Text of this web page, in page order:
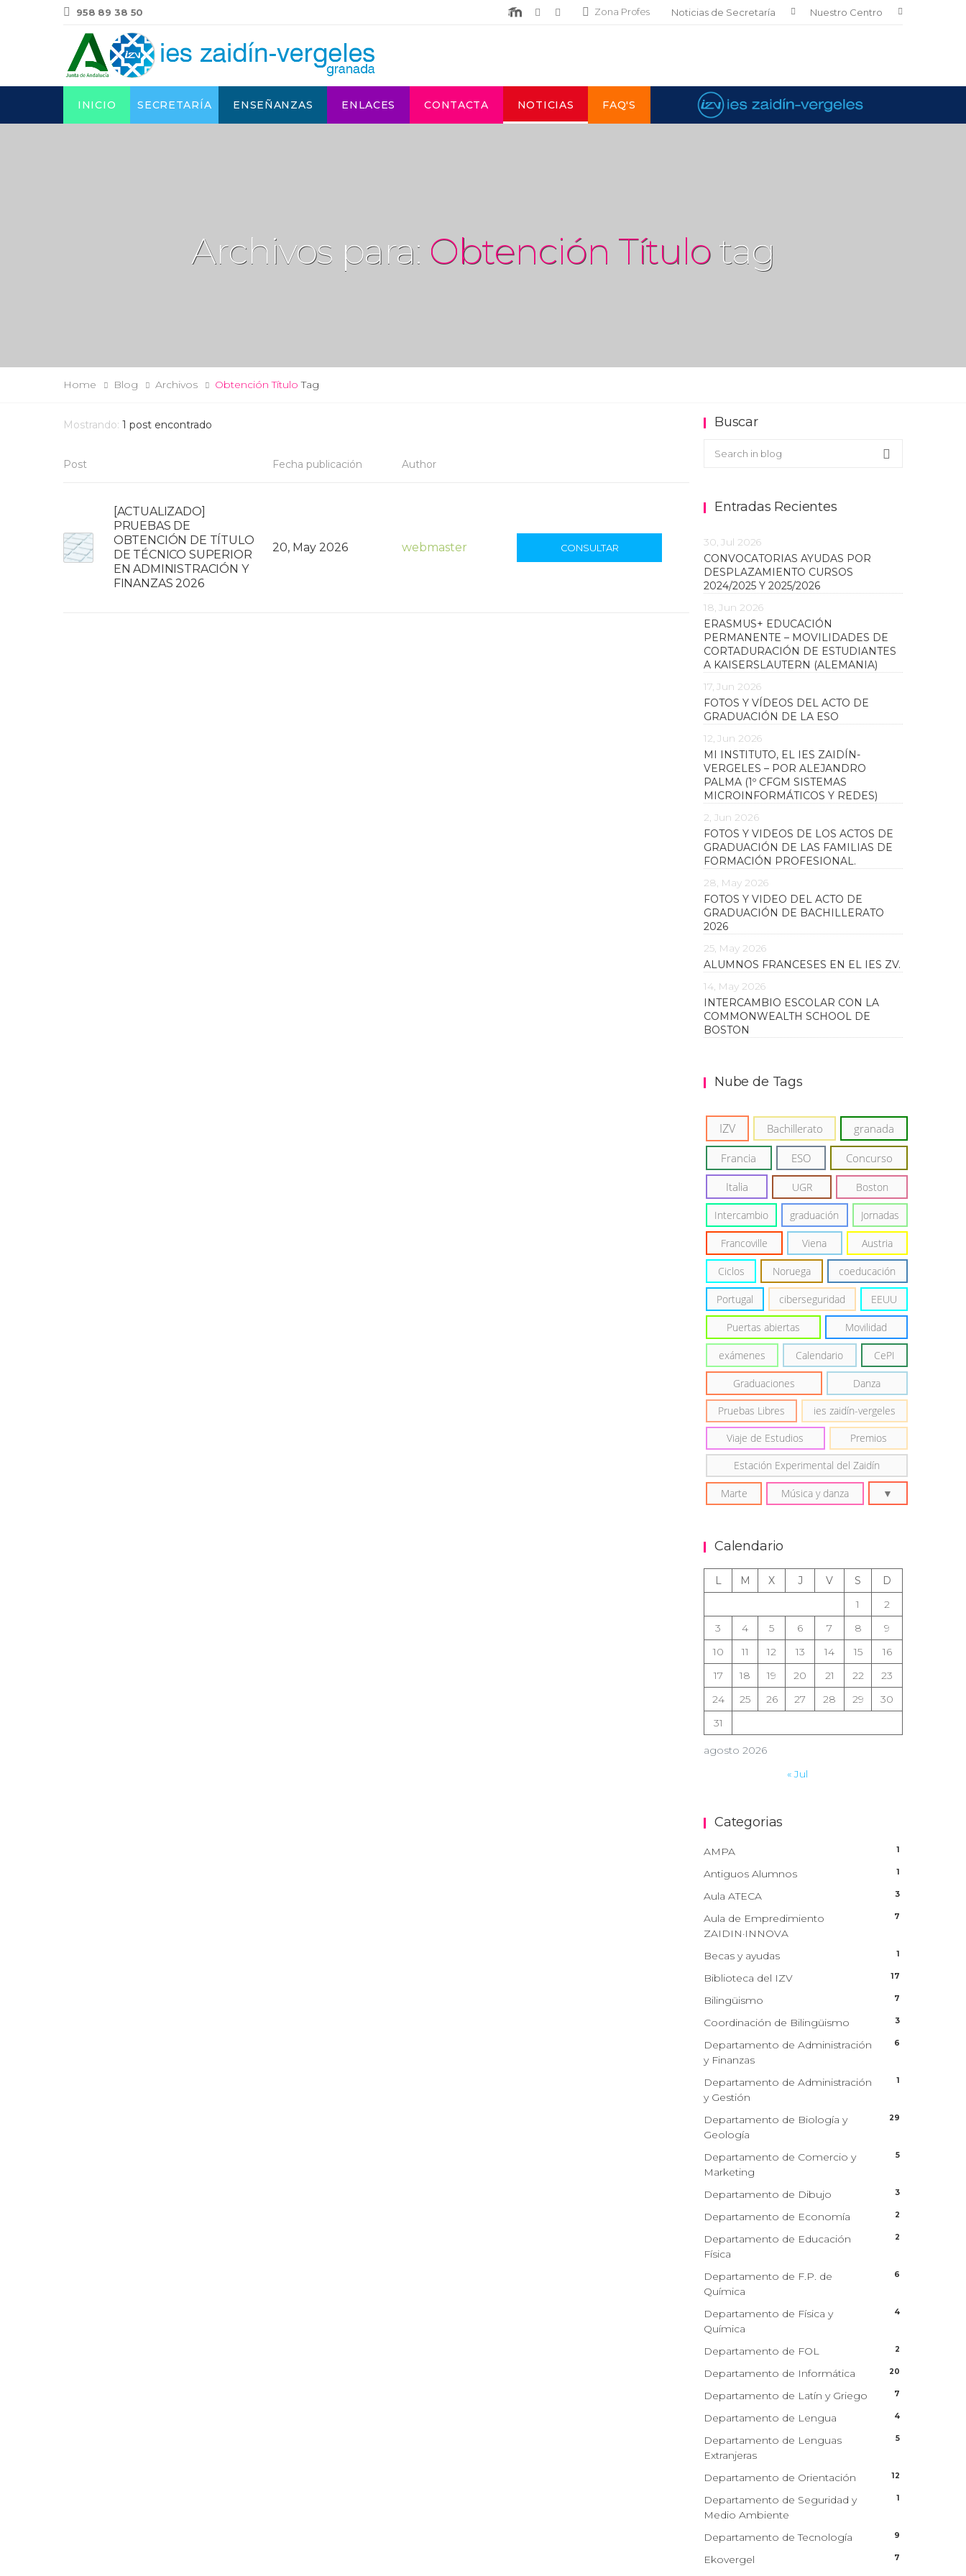
958 89 38 50 Zona Profes Noticias de Secretaría Nuestro Centro
INICIO SECRETARÍA ENSEÑANZAS ENLACES CONTACTA NOTICIAS FAQ'S
Archivos para: Obtención Títulotag
Home Blog Archivos Obtención Título Tag
Mostrando: 1 post encontrado
Post Fecha publicación Author
[ACTUALIZADO]
PRUEBAS DE
OBTENCIÓN DE TÍTULO
DE TÉCNICO SUPERIOR
EN ADMINISTRACIÓN Y
FINANZAS 2026
20, May 2026 webmaster CONSULTAR
Buscar
Buscar en el blog
Search
Entradas Recientes
30, Jul 2026
CONVOCATORIAS AYUDAS POR
DESPLAZAMIENTO CURSOS
2024/2025 Y 2025/2026
18, Jun 2026
ERASMUS+ EDUCACIÓN
PERMANENTE – MOVILIDADES DE
CORTADURACIÓN DE ESTUDIANTES
A KAISERSLAUTERN (ALEMANIA)
17, Jun 2026
FOTOS Y VÍDEOS DEL ACTO DE
GRADUACIÓN DE LA ESO
12, Jun 2026
MI INSTITUTO, EL IES ZAIDÍN-
VERGELES – POR ALEJANDRO
PALMA (1º CFGM SISTEMAS
MICROINFORMÁTICOS Y REDES)
2, Jun 2026
FOTOS Y VIDEOS DE LOS ACTOS DE
GRADUACIÓN DE LAS FAMILIAS DE
FORMACIÓN PROFESIONAL.
28, May 2026
FOTOS Y VIDEO DEL ACTO DE
GRADUACIÓN DE BACHILLERATO
2026
25, May 2026
ALUMNOS FRANCESES EN EL IES ZV.
14, May 2026
INTERCAMBIO ESCOLAR CON LA
COMMONWEALTH SCHOOL DE
BOSTON
Nube de Tags
IZV Bachillerato granada
Francia ESO
Concurso
Italia
UGR Boston
Intercambio graduación Jornadas
Francoville Viena Austria
Ciclos Noruega coeducación
Portugal ciberseguridad EEUU
Puertas abiertas Movilidad
exámenes Calendario CePI
Graduaciones Danza
Pruebas Libres ies zaidín-vergeles
Viaje de Estudios Premios
Estación Experimental del Zaidín
Marte Música y danza
Calendario
agosto 2026
L M X J V S
D
1
2
3
4 5 6 7 8
9
10
11 12 13 14 15
16
17
18 19 20 21 22
23
24
25 26 27 28 29
30
31
« Jul
Categorias
AMPA 1
Antiguos Alumnos 1
Aula ATECA 3
Aula de Empredimiento
ZAIDIN·INNOVA
7
Becas y ayudas 1
Biblioteca del IZV 17
Bilingüismo 7
Coordinación de Bilingüismo 3
Departamento de Administración
y Finanzas
6
Departamento de Administración
y Gestión
1
Departamento de Biología y
Geología
29
Departamento de Comercio y
Marketing
5
Departamento de Dibujo 3
Departamento de Economía 2
Departamento de Educación
Física
2
Departamento de F.P. de
Química
6
Departamento de Física y
Química
4
Departamento de FOL 2
Departamento de Informática 20
Departamento de Latín y Griego 7
Departamento de Lengua 4
Departamento de Lenguas
Extranjeras
5
Departamento de Orientación 12
Departamento de Seguridad y
Medio Ambiente
1
Departamento de Tecnología 9
Ekovergel 7